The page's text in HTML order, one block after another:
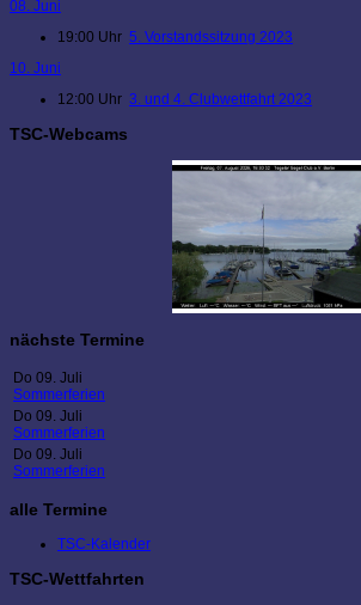
08. Juni
19:00 Uhr 5. Vorstandssitzung 2023
10. Juni
12:00 Uhr 3. und 4. Clubwettfahrt 2023
TSC-Webcams
nächste Termine
Do 09. Juli
Sommerferien
Do 09. Juli
Sommerferien
Do 09. Juli
Sommerferien
alle Termine
TSC-Kalender
TSC-Wettfahrten